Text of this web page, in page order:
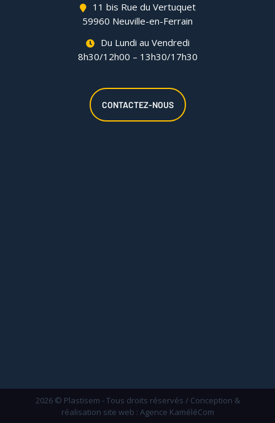
11 bis Rue du Vertuquet
59960 Neuville-en-Ferrain
Du Lundi au Vendredi
8h30/12h00 – 13h30/17h30
CONTACTEZ-NOUS
2026 © Plastisem - Tous droits réservés / Conception &
réalisation site web : Agence KaméléCom